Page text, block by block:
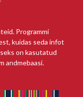
Programmi
kuidas seda infot
on kasutatud
andmebaasi.